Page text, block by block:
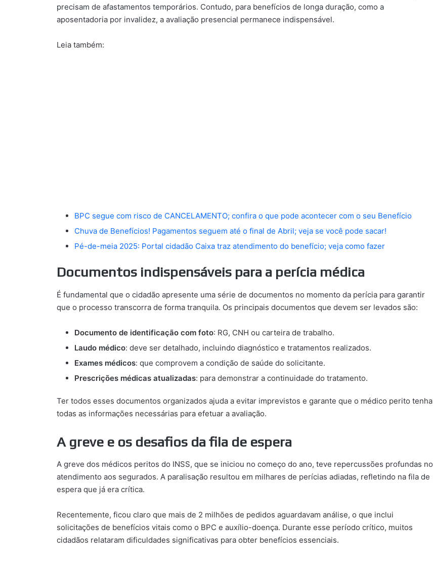
precisam de afastamentos temporários. Contudo, para benefícios de longa duração, como a
aposentadoria por invalidez, a avaliação presencial permanece indispensável.
Leia também:
BPC segue com risco de CANCELAMENTO; confira o que pode acontecer com o seu Benefício
Chuva de Benefícios! Pagamentos seguem até o final de Abril; veja se você pode sacar!
Pé-de-meia 2025: Portal cidadão Caixa traz atendimento do benefício; veja como fazer
Documentos indispensáveis para a perícia médica
É fundamental que o cidadão apresente uma série de documentos no momento da perícia para garantir
que o processo transcorra de forma tranquila. Os principais documentos que devem ser levados são:
Documento de identificação com foto: RG, CNH ou carteira de trabalho.
Laudo médico: deve ser detalhado, incluindo diagnóstico e tratamentos realizados.
Exames médicos: que comprovem a condição de saúde do solicitante.
Prescrições médicas atualizadas: para demonstrar a continuidade do tratamento.
Ter todos esses documentos organizados ajuda a evitar imprevistos e garante que o médico perito tenha
todas as informações necessárias para efetuar a avaliação.
A greve e os desafios da fila de espera
A greve dos médicos peritos do INSS, que se iniciou no começo do ano, teve repercussões profundas no
atendimento aos segurados. A paralisação resultou em milhares de perícias adiadas, refletindo na fila de
espera que já era crítica.
Recentemente, ficou claro que mais de 2 milhões de pedidos aguardavam análise, o que inclui
solicitações de benefícios vitais como o BPC e auxílio-doença. Durante esse período crítico, muitos
cidadãos relataram dificuldades significativas para obter benefícios essenciais.